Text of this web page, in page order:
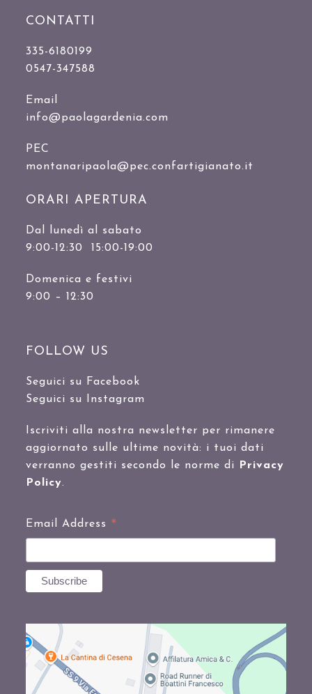
CONTATTI
335-6180199
0547-347588
Email
info@paolagardenia.com
PEC
montanaripaola@pec.confartigianato.it
ORARI APERTURA
Dal lunedì al sabato
9:00-12:30 15:00-19:00
Domenica e festivi
9:00 – 12:30
FOLLOW US
Seguici su Facebook
Seguici su Instagram
Iscriviti alla nostra newsletter per rimanere
aggiornato sulle ultime novità: i tuoi dati
verranno gestiti secondo le norme di
Privacy
Policy.
Email Address *